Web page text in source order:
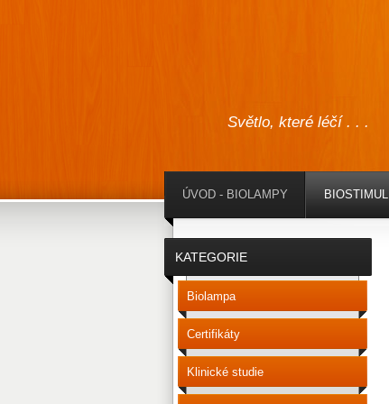
Světlo, které léčí . . .
KATEGORIE
Biolampa
Certifikáty
Klinické studie
ÚVOD - BIOLAMPY BIOSTIMUL